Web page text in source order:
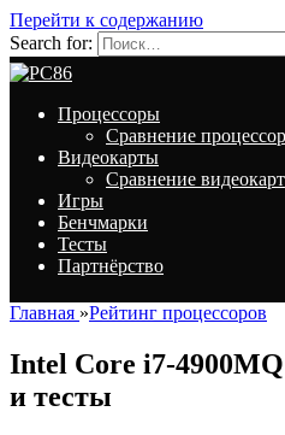
Перейти к содержанию
Search for:
Процессоры
Сравнение
Видеокарты
Сравнение видеокарт
Игры
Бенчмарки
Тесты
Партнёрство
Главная »Рейтинг процессоров
Intel Core i7-
и тесты